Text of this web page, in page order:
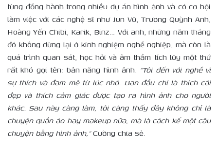
từng đồng hành trong nhiều dự án hình ảnh và có cơ hội
làm việc với các nghệ sĩ như Jun Vũ, Trương Quỳnh Anh,
Hoàng Yến Chibi, Karik, Binz… Với anh, những năm tháng
đó không dừng lại ở kinh nghiệm nghề nghiệp, mà còn là
quá trình quan sát, học hỏi và âm thầm tích lũy một thứ
rất khó gọi tên: bản năng hình ảnh. “Tôi đến với nghề vì
sự thích và đam mê từ lúc nhỏ. Ban đầu chỉ là thích cái
đẹp và thích cảm giác được tạo ra hình ảnh cho người
khác. Sau này càng làm, tôi càng thấy đây không chỉ là
chuyện quần áo hay makeup nữa, mà là cách kể một câu
chuyện bằng hình ảnh,”Cường chia sẻ.